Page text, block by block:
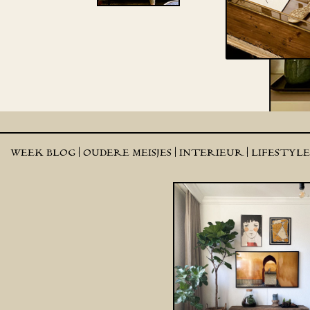
WEEK BLOG | OUDERE MEISJES | INTERIEUR | LIFESTYLE